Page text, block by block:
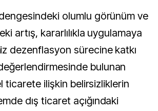
olumlu görünüm ve
artış, kararlılıkla uygulamaya
dezenflasyon sürecine katkı
bulunan
ticarete ilişkin belirsizliklerin
dış ticaret açığındaki